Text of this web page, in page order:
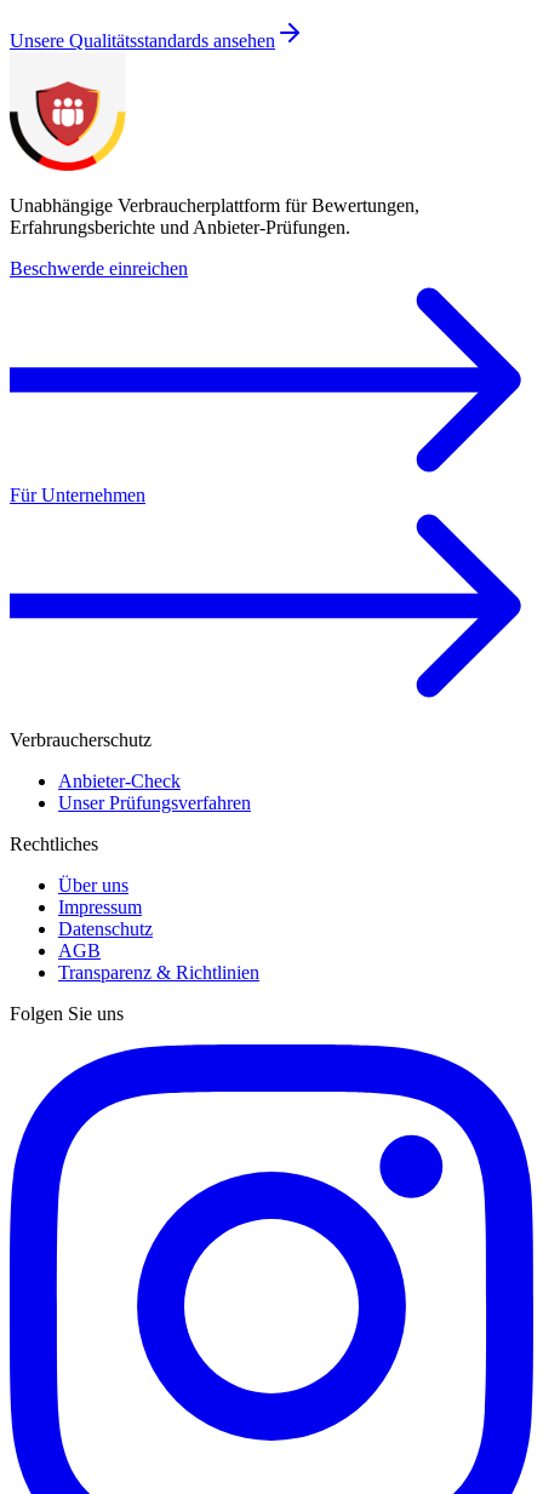
Unsere Qualitätsstandards ansehen
Unabhängige Verbraucherplattform für Bewertungen,
Erfahrungsberichte und Anbieter-Prüfungen.
Beschwerde einreichen
Für Unternehmen
Verbraucherschutz
Anbieter-Check
Unser Prüfungsverfahren
Rechtliches
Über uns
Impressum
Datenschutz
AGB
Transparenz & Richtlinien
Folgen Sie uns